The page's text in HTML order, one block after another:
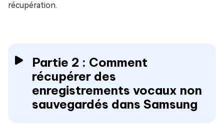
récupération.
Partie 2 : Comment
récupérer des
enregistrements vocaux non
sauvegardés dans Samsung